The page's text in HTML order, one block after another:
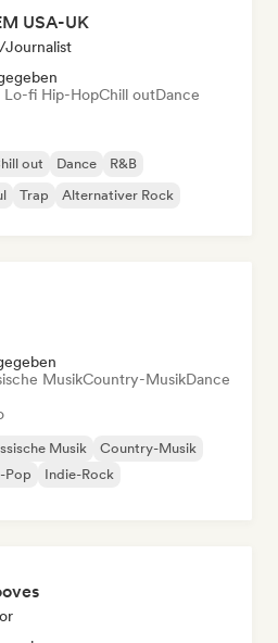
USA-UK
Lo-fi Hip-HopChill outDance
out Dance
R&B
Trap Alternativer Rock
MusikCountry-MusikDance
Musik
Country-Musik
Pop
Indie-Rock